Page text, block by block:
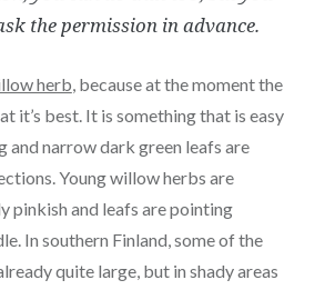
the permission in advance.
herb, because at the moment the
it’s best. It is something that is easy
and narrow dark green leafs are
Young willow herbs are
pinkish and leafs are pointing
In southern Finland, some of the
quite large, but in shady areas